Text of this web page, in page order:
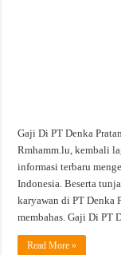
Gaji Di PT Denka
Rmhamm.lu, kembali
informasi terbaru
Indonesia. Beserta
karyawan di PT Denka
membahas. Gaji Di PT
Read More »